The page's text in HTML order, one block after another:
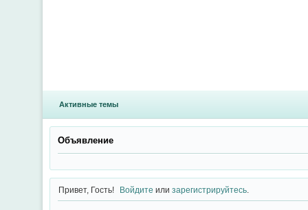
Активные темы
Объявление
Привет, Гость! Войдите илизарегистрируйтесь